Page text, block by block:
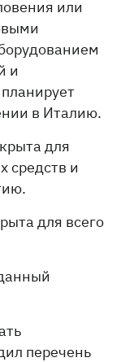
или
и
в Италию.
для
средств и
для всего
перечень